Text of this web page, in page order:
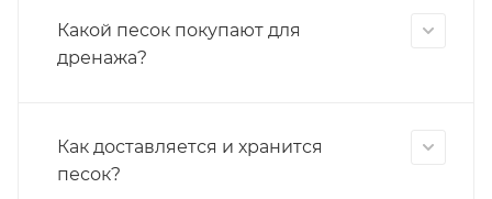
Какой песок покупают для
дренажа?
Как доставляется и хранится
песок?